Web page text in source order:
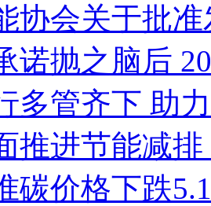
协会关于批
诺抛之脑后
多管齐下 助
推进节能减
碳价格下跌